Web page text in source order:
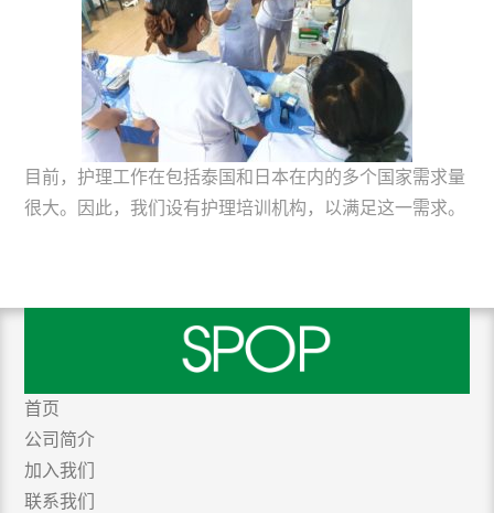
目前，护理工作在包括泰国和日本在内的多个国家需求量
很大。因此，我们设有护理培训机构，以满足这一需求。
首页
公司简介
加入我们
联系我们